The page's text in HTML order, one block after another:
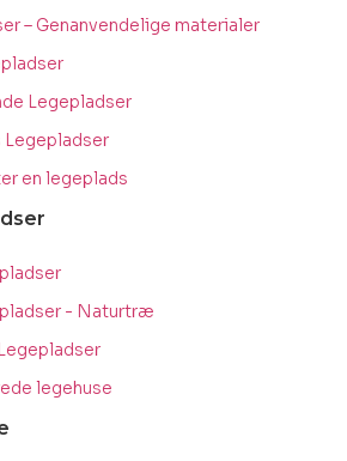
– Genanvendelige materialer
Legepladser
Legepladser
en legeplads
- Naturtræ
legehuse